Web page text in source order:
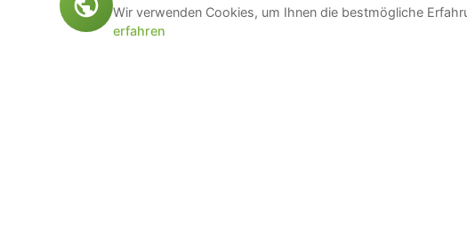
Wir verwenden Cookies, um Ihnen die bestmögliche
erfahren